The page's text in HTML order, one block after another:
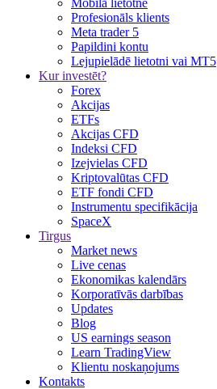
Profesionāls klients
Meta trader 5
Papildini kontu
Lejupielādē lietotni vai MT5
Kur investēt?
Forex
Akcijas
ETFs
Akcijas CFD
Indeksi CFD
Izejvielas CFD
Kriptovalūtas CFD
ETF fondi CFD
Instrumentu specifikācija
SpaceX
Tirgus
Market news
Live cenas
Ekonomikas kalendārs
Korporatīvās darbības
Updates
Blog
US earnings season
Learn TradingView
Klientu noskaņojums
Kontakts